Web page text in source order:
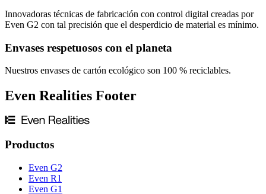
Innovadoras técnicas de fabricación con control digital creadas por
Even G2 con tal precisión que el desperdicio de material es mínimo.
Envases respetuosos con el planeta
Nuestros envases de cartón ecológico son 100 % reciclables.
Even Realities Footer
Productos
Even G2
Even R1
Even G1